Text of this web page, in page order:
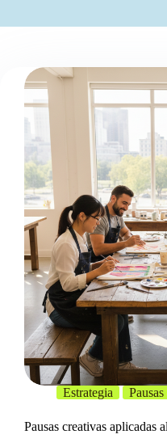
Estrategia
Pausas creativas aplicadas